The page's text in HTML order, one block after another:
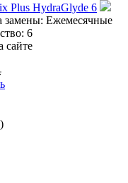
Plus HydraGlyde 6
замены: Ежемесячные
6
сайте